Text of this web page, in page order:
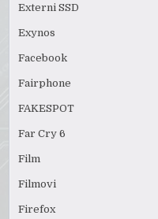
Externi SSD
Exynos
Facebook
Fairphone
FAKESPOT
Far Cry 6
Film
Filmovi
Firefox